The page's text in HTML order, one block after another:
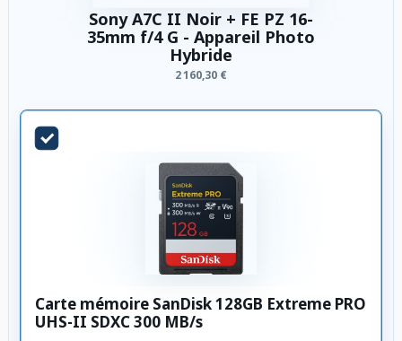
Sony A7C II Noir + FE PZ 16-
35mm f/4 G - Appareil Photo
Hybride
2 160,30 €
Carte mémoire SanDisk 128GB Extreme PRO
UHS-II SDXC 300 MB/s